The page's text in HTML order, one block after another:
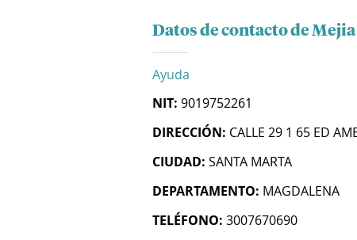
Datos de contacto de Mejia
Ayuda
NIT: 9019752261
DIRECCIÓN: CALLE 29 1 65 ED
CIUDAD: SANTA MARTA
DEPARTAMENTO: MAGDALENA
TELÉFONO: 3007670690